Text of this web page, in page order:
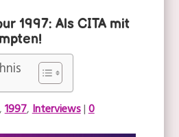
1997: Als CITA mit
1997,Interviews|0